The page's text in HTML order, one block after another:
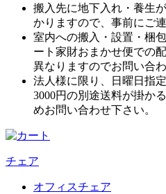
搬入先に地下入れ・養生
かりますので、事前にご
室内への搬入・設置・梱
ート家財おまかせ便での
異なりますのでお問い合
法人様に限り、日曜日指
3000円の別途送料が掛か
めお問い合わせ下さい。
チェア
オフィスチェア